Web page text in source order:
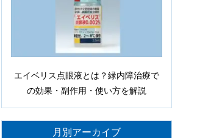
エイベリス点眼液とは？緑内障治療で
の効果・副作用・使い方を解説
月別アーカイブ